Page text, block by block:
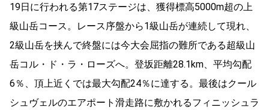
19日に行われる第17ステージは、獲得標高5000m超の上
級山岳コース。レース序盤から1級山岳が連続して現れ、
2級山岳を挟んで終盤には今大会屈指の難所である超級山
岳コル・ド・ラ・ローズへ。登坂距離28.1km、平均勾配
6％、頂上近くでは最大勾配24％に達する。最後はクール
シュヴェルのエアポート滑走路に敷かれるフィニッシュラ